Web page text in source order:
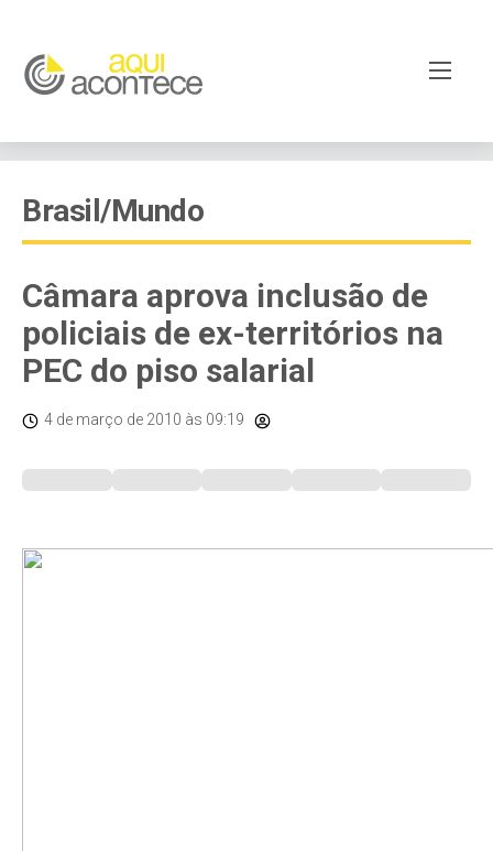
Brasil/Mundo
Câmara aprova inclusão de
policiais de ex-territórios na
PEC do piso salarial
4 de março de 2010 às 09:19